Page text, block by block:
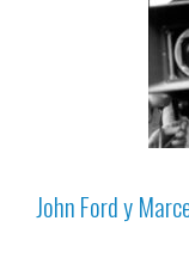
John Ford y